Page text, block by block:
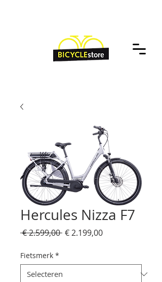
Hercules Nizza F7
€ 2.599,00 Normale
€ 2.199,00Verkoopprijs
Fietsmerk *